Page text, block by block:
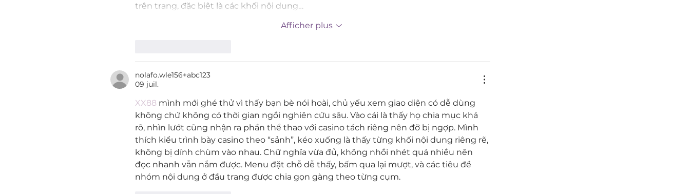
trên trang, đặc biệt là các khối nội dung…
Afficher plus
nolafo.wle156+abc123
09 juil.
XX88 mình mới ghé thử vì thấy bạn bè nói hoài, chủ yếu xem giao diện có dễ dùng
không chứ không có thời gian ngồi nghiên cứu sâu. Vào cái là thấy họ chia mục khá
rõ, nhìn lướt cũng nhận ra phần thể thao với casino tách riêng nên đỡ bị ngợp. Mình
thích kiểu trình bày casino theo “sảnh”, kéo xuống là thấy từng khối nội dung riêng rẽ,
không bị dính chùm vào nhau. Chữ nghĩa vừa đủ, không nhồi nhét quá nhiều nên
đọc nhanh vẫn nắm được. Menu đặt chỗ dễ thấy, bấm qua lại mượt, và các tiêu đề
nhóm nội dung ở đầu trang được chia gọn gàng theo từng cụm.